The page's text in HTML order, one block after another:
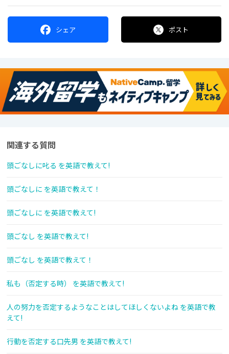
シェア ポスト
関連する質問
頭ごなしに叱る を英語で教えて!
頭ごなしに を英語で教えて！
頭ごなしに を英語で教えて!
頭ごなし を英語で教えて!
頭ごなし を英語で教えて！
私も（否定する時） を英語で教えて!
人の努力を否定するようなことはしてほしくないよね を英語で教
えて!
行動を否定する口先男 を英語で教えて!